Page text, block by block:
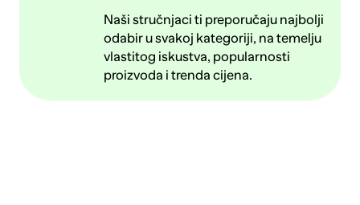
Naši stručnjaci ti preporučaju najbolji
odabir u svakoj kategoriji, na temelju
vlastitog iskustva, popularnosti
proizvoda i trenda cijena.